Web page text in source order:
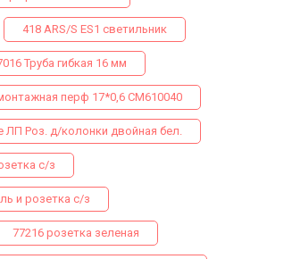
418 ARS/S ES1 светильник
Труба гибкая 16 мм
перф 17*0,6 СМ610040
ЛП Роз. д/колонки двойная бел.
с/з
и розетка с/з
77216 розетка зеленая